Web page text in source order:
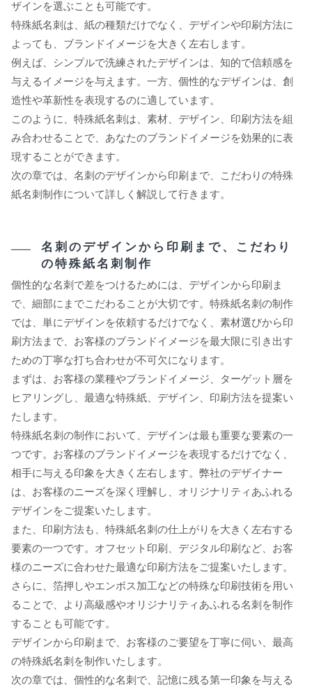
ザインを選ぶことも可能です。
特殊紙名刺は、紙の種類だけでなく、デザインや印刷方法に
よっても、ブランドイメージを大きく左右します。
例えば、シンプルで洗練されたデザインは、知的で信頼感を
与えるイメージを与えます。一方、個性的なデザインは、創
造性や革新性を表現するのに適しています。
このように、特殊紙名刺は、素材、デザイン、印刷方法を組
み合わせることで、あなたのブランドイメージを効果的に表
現することができます。
次の章では、名刺のデザインから印刷まで、こだわりの特殊
紙名刺制作について詳しく解説して行きます。
名刺のデザインから印刷まで、こだわり
の特殊紙名刺制作
個性的な名刺で差をつけるためには、デザインから印刷ま
で、細部にまでこだわることが大切です。特殊紙名刺の制作
では、単にデザインを依頼するだけでなく、素材選びから印
刷方法まで、お客様のブランドイメージを最大限に引き出す
ための丁寧な打ち合わせが不可欠になります。
まずは、お客様の業種やブランドイメージ、ターゲット層を
ヒアリングし、最適な特殊紙、デザイン、印刷方法を提案い
たします。
特殊紙名刺の制作において、デザインは最も重要な要素の一
つです。お客様のブランドイメージを表現するだけでなく、
相手に与える印象を大きく左右します。弊社のデザイナー
は、お客様のニーズを深く理解し、オリジナリティあふれる
デザインをご提案いたします。
また、印刷方法も、特殊紙名刺の仕上がりを大きく左右する
要素の一つです。オフセット印刷、デジタル印刷など、お客
様のニーズに合わせた最適な印刷方法をご提案いたします。
さらに、箔押しやエンボス加工などの特殊な印刷技術を用い
ることで、より高級感やオリジナリティあふれる名刺を制作
することも可能です。
デザインから印刷まで、お客様のご要望を丁寧に伺い、最高
の特殊紙名刺を制作いたします。
次の章では、個性的な名刺で、記憶に残る第一印象を与える